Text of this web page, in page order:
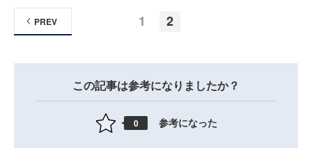
1 2
PREV
この記事は参考になりましたか？
0 参考になった